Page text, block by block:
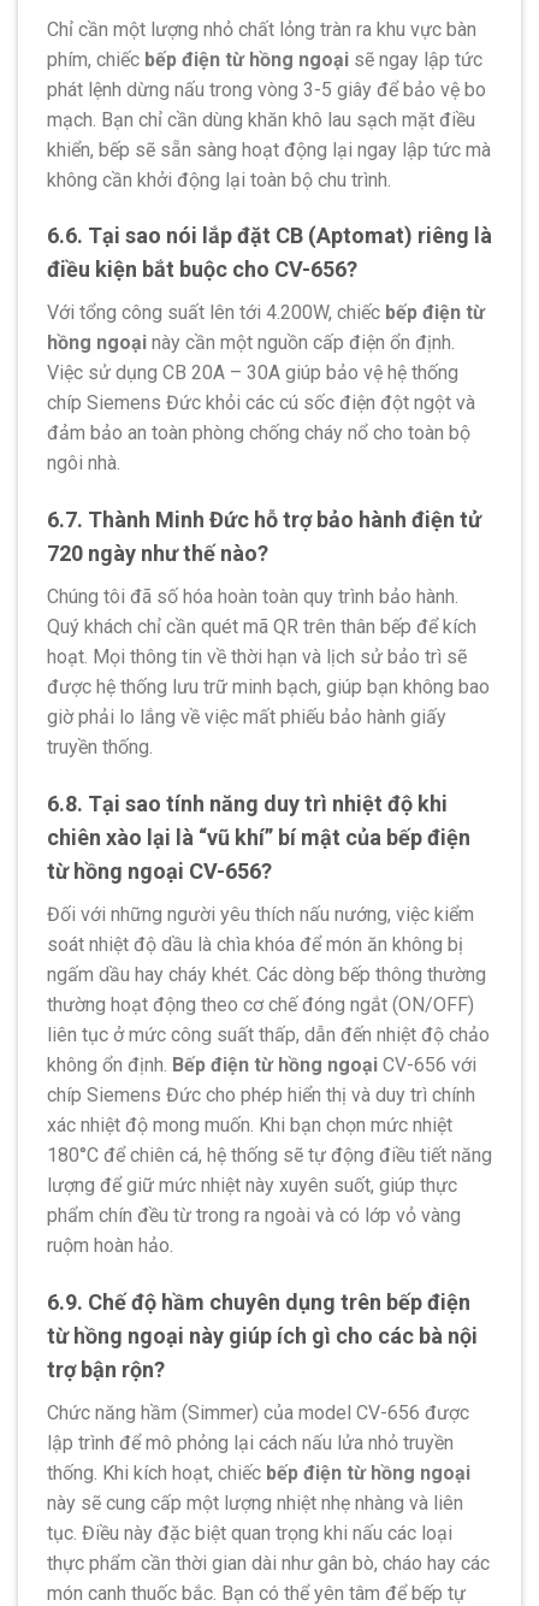
Chỉ cần một lượng nhỏ chất lỏng tràn ra khu vực bàn
phím, chiếc bếp điện từ hồng ngoại sẽ ngay lập tức
phát lệnh dừng nấu trong vòng 3-5 giây để bảo vệ bo
mạch. Bạn chỉ cần dùng khăn khô lau sạch mặt điều
khiển, bếp sẽ sẵn sàng hoạt động lại ngay lập tức mà
không cần khởi động lại toàn bộ chu trình.
6.6. Tại sao nói lắp đặt CB (Aptomat) riêng là
điều kiện bắt buộc cho CV-656?
Với tổng công suất lên tới 4.200W, chiếc bếp điện từ
hồng ngoại này cần một nguồn cấp điện ổn định.
Việc sử dụng CB 20A – 30A giúp bảo vệ hệ thống
chíp Siemens Đức khỏi các cú sốc điện đột ngột và
đảm bảo an toàn phòng chống cháy nổ cho toàn bộ
ngôi nhà.
6.7. Thành Minh Đức hỗ trợ bảo hành điện tử
720 ngày như thế nào?
Chúng tôi đã số hóa hoàn toàn quy trình bảo hành.
Quý khách chỉ cần quét mã QR trên thân bếp để kích
hoạt. Mọi thông tin về thời hạn và lịch sử bảo trì sẽ
được hệ thống lưu trữ minh bạch, giúp bạn không bao
giờ phải lo lắng về việc mất phiếu bảo hành giấy
truyền thống.
6.8. Tại sao tính năng duy trì nhiệt độ khi
chiên xào lại là “vũ khí” bí mật của bếp điện
từ hồng ngoại CV-656?
Đối với những người yêu thích nấu nướng, việc kiểm
soát nhiệt độ dầu là chìa khóa để món ăn không bị
ngấm dầu hay cháy khét. Các dòng bếp thông thường
thường hoạt động theo cơ chế đóng ngắt (ON/OFF)
liên tục ở mức công suất thấp, dẫn đến nhiệt độ chảo
không ổn định. Bếp điện từ hồng ngoại CV-656 với
chíp Siemens Đức cho phép hiển thị và duy trì chính
xác nhiệt độ mong muốn. Khi bạn chọn mức nhiệt
180°C để chiên cá, hệ thống sẽ tự động điều tiết năng
lượng để giữ mức nhiệt này xuyên suốt, giúp thực
phẩm chín đều từ trong ra ngoài và có lớp vỏ vàng
ruộm hoàn hảo.
6.9. Chế độ hầm chuyên dụng trên bếp điện
từ hồng ngoại này giúp ích gì cho các bà nội
trợ bận rộn?
Chức năng hầm (Simmer) của model CV-656 được
lập trình để mô phỏng lại cách nấu lửa nhỏ truyền
thống. Khi kích hoạt, chiếc bếp điện từ hồng ngoại
này sẽ cung cấp một lượng nhiệt nhẹ nhàng và liên
tục. Điều này đặc biệt quan trọng khi nấu các loại
thực phẩm cần thời gian dài như gân bò, cháo hay các
món canh thuốc bắc. Bạn có thể yên tâm để bếp tự